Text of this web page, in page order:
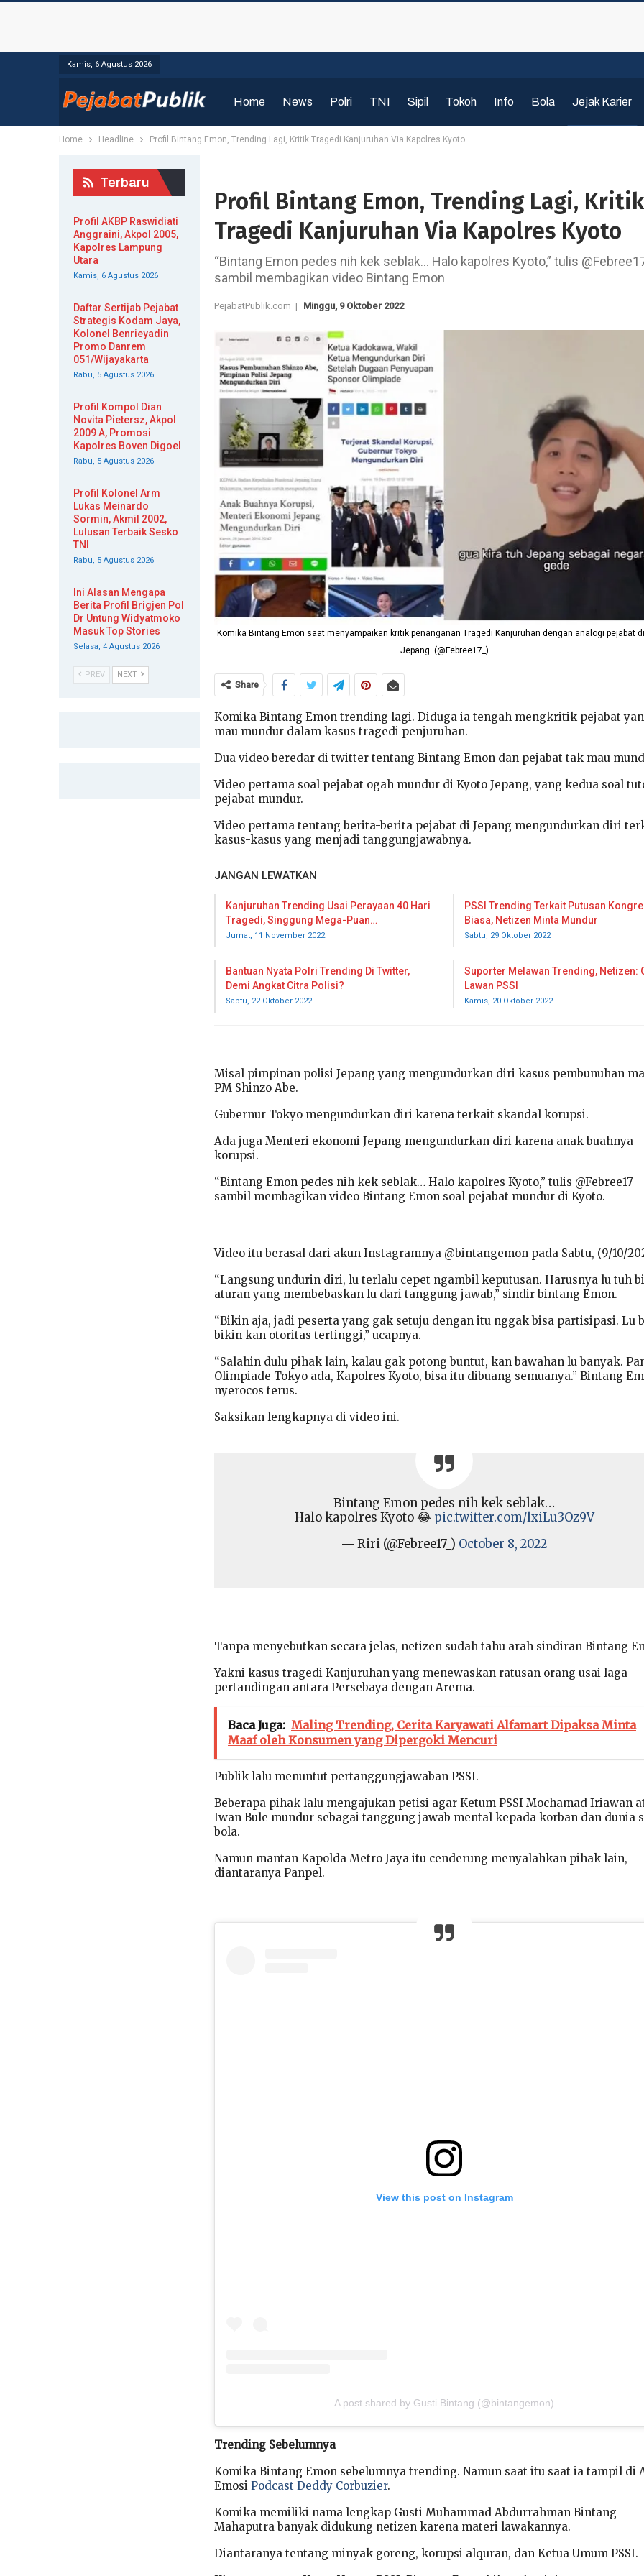
Kamis, 6 Agustus 2026
Home News Polri TNI Sipil Tokoh Info Bola Jejak Karier
Home Headline Profil Bintang Emon, Trending Lagi, Kritik Tragedi Kanjuruhan Via Kapolres Kyoto
Profil Bintang Emon, Trending Lagi, Kritik
Tragedi Kanjuruhan Via Kapolres Kyoto
“Bintang Emon pedes nih kek seblak… Halo kapolres Kyoto,” tulis
sambil membagikan video Bintang Emon
PejabatPublik.com | Minggu, 9 Oktober 2022
Komika Bintang Emon saat menyampaikan kritik penanganan Tragedi Kanjuruhan dengan analogi pejabat di
Jepang. (@Febree17_)
Share
Komika Bintang Emon trending lagi. Diduga ia tengah mengkritik pejabat
mau mundur dalam kasus tragedi penjuruhan.
Dua video beredar di twitter tentang Bintang Emon dan pejabat tak mau
Video pertama soal pejabat ogah mundur di Kyoto Jepang, yang kedua soal
pejabat mundur.
Video pertama tentang berita-berita pejabat di Jepang mengundurkan diri
kasus-kasus yang menjadi tanggungjawabnya.
JANGAN LEWATKAN
Kanjuruhan Trending Usai Perayaan 40 Hari
Tragedi, Singgung Mega-Puan…
Jumat, 11 November 2022
PSSI Trending Terkait Putusan
Biasa, Netizen Minta Mundur
Sabtu, 29 Oktober 2022
Bantuan Nyata Polri Trending Di Twitter,
Demi Angkat Citra Polisi?
Sabtu, 22 Oktober 2022
Suporter Melawan Trending, Netizen:
Lawan PSSI
Kamis, 20 Oktober 2022
Misal pimpinan polisi Jepang yang mengundurkan diri kasus pembunuhan
PM Shinzo Abe.
Gubernur Tokyo mengundurkan diri karena terkait skandal korupsi.
Ada juga Menteri ekonomi Jepang mengundurkan diri karena anak buahnya
korupsi.
“Bintang Emon pedes nih kek seblak… Halo kapolres Kyoto,” tulis @Febree17_
sambil membagikan video Bintang Emon soal pejabat mundur di Kyoto.
Video itu berasal dari akun Instagramnya @bintangemon pada Sabtu, (9/10/
“Langsung undurin diri, lu terlalu cepet ngambil keputusan. Harusnya lu tuh
aturan yang membebaskan lu dari tanggung jawab,” sindir bintang Emon.
“Bikin aja, jadi peserta yang gak setuju dengan itu nggak bisa partisipasi. Lu
bikin kan otoritas tertinggi,” ucapnya.
“Salahin dulu pihak lain, kalau gak potong buntut, kan bawahan lu banyak.
Olimpiade Tokyo ada, Kapolres Kyoto, bisa itu dibuang semuanya.” Bintang
nyerocos terus.
Saksikan lengkapnya di video ini.
Bintang Emon pedes nih kek seblak…
Halo kapolres Kyoto 😂 pic.twitter.com/lxiLu3Oz9V
— Riri (@Febree17_) October 8, 2022
Tanpa menyebutkan secara jelas, netizen sudah tahu arah sindiran Bintang
Yakni kasus tragedi Kanjuruhan yang menewaskan ratusan orang usai laga
pertandingan antara Persebaya dengan Arema.
Baca Juga: Maling Trending, Cerita Karyawati Alfamart Dipaksa Minta
Maaf oleh Konsumen yang Dipergoki Mencuri
Publik lalu menuntut pertanggungjawaban PSSI.
Beberapa pihak lalu mengajukan petisi agar Ketum PSSI Mochamad Iriawan
Iwan Bule mundur sebagai tanggung jawab mental kepada korban dan dunia
bola.
Namun mantan Kapolda Metro Jaya itu cenderung menyalahkan pihak lain,
diantaranya Panpel.
View this post on Instagram
A post shared by Gusti Bintang (@bintangemon)
Trending Sebelumnya
Komika Bintang Emon sebelumnya trending. Namun saat itu saat ia tampil di
Emosi Podcast Deddy Corbuzier.
Komika memiliki nama lengkap Gusti Muhammad Abdurrahman Bintang
Mahaputra banyak didukung netizen karena materi lawakannya.
Diantaranya tentang minyak goreng, korupsi alquran, dan Ketua Umum PSSI.
Terbaru
Profil AKBP Raswidiati
Anggraini, Akpol 2005,
Kapolres Lampung
Utara
Kamis, 6 Agustus 2026
Daftar Sertijab Pejabat
Strategis Kodam Jaya,
Kolonel Benrieyadin
Promo Danrem
051/Wijayakarta
Rabu, 5 Agustus 2026
Profil Kompol Dian
Novita Pietersz, Akpol
2009 A, Promosi
Kapolres Boven Digoel
Rabu, 5 Agustus 2026
Profil Kolonel Arm
Lukas Meinardo
Sormin, Akmil 2002,
Lulusan Terbaik Sesko
TNI
Rabu, 5 Agustus 2026
Ini Alasan Mengapa
Berita Profil Brigjen Pol
Dr Untung Widyatmoko
Masuk Top Stories
Selasa, 4 Agustus 2026
PREV NEXT